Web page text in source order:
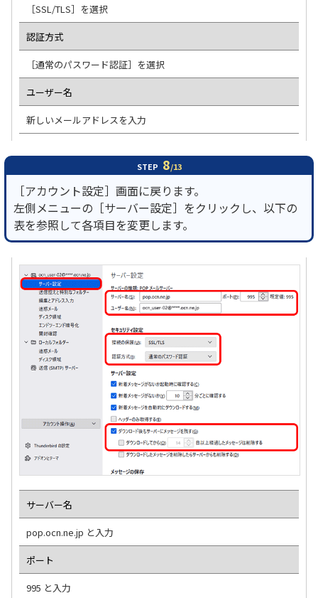
［SSL/TLS］を選択
認証方式
［通常のパスワード認証］を選択
ユーザー名
新しいメールアドレスを入力
STEP 8/13
［アカウント設定］画面に戻ります。
左側メニューの［サーバー設定］をクリックし、以下の
表を参照して各項目を変更します。
サーバー名
pop.ocn.ne.jp と入力
ポート
995 と入力